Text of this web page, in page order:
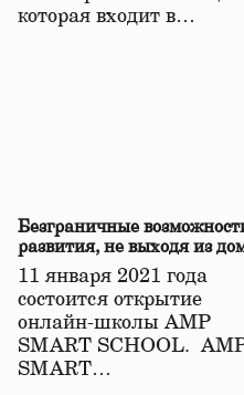
которая входит в…
Безграничные
развития, не выходя из
11 января 2021 года
состоится открытие
онлайн-школы АМР
SMART SCHOOL.
SMART…